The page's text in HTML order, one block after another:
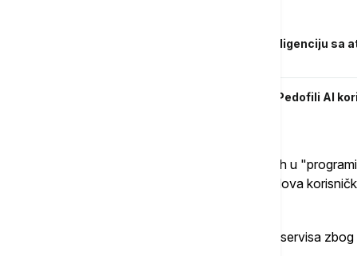
Kristofer Nolan uporedio veštačku inteligenciju sa
Mračna strana veštačke inteligencije: Pedofili AI
Za Somro, AI će preuzeti poslove kao onih u
industriji informacionih tehnologija", i "poslova
"Trenutno vidimo poboljšanje korisničkog servisa